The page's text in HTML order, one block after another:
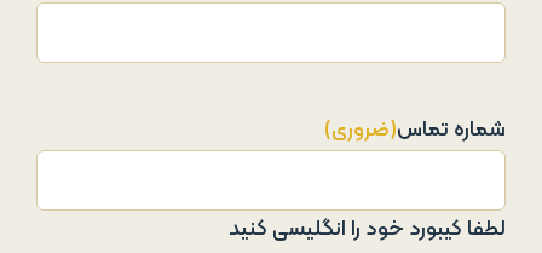
شماره تماس(ضروری)
لطفا کیبورد خود را انگلیسی کنید